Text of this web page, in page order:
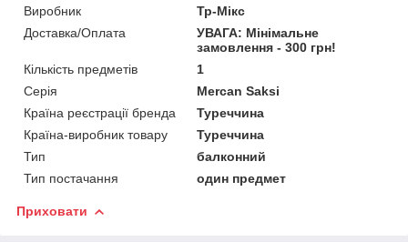
Виробник
Тр-Мікс
Доставка/Оплата
УВАГА: Мінімальне
замовлення - 300 грн!
Кількість предметів
1
Серія
Mercan Saksi
Країна реєстрації бренда
Туреччина
Країна-виробник товару
Туреччина
Тип
балконний
Тип постачання
один предмет
Приховати